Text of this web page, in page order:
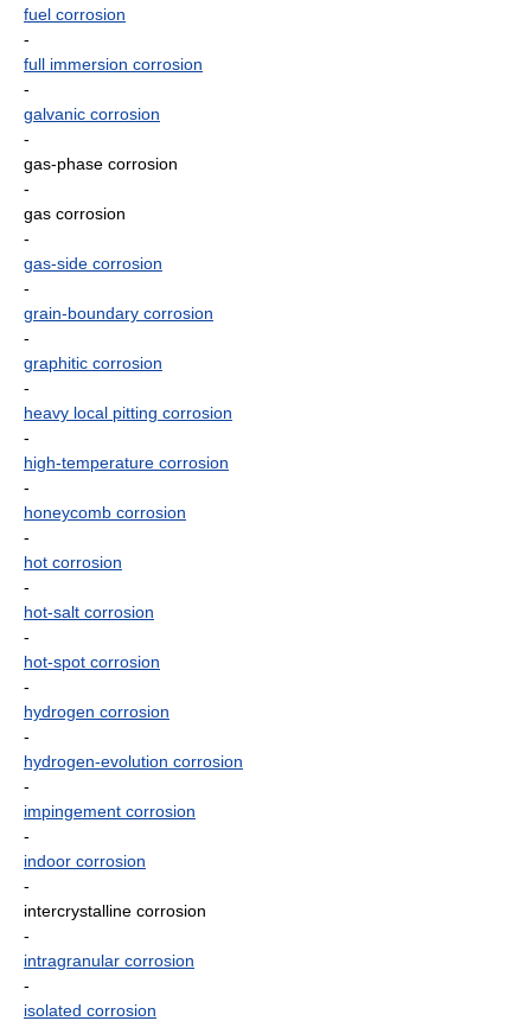
fuel corrosion
-
full immersion corrosion
-
galvanic corrosion
-
gas-phase corrosion
-
gas corrosion
-
gas-side corrosion
-
grain-boundary corrosion
-
graphitic corrosion
-
heavy local pitting corrosion
-
high-temperature corrosion
-
honeycomb corrosion
-
hot corrosion
-
hot-salt corrosion
-
hot-spot corrosion
-
hydrogen corrosion
-
hydrogen-evolution corrosion
-
impingement corrosion
-
indoor corrosion
-
intercrystalline corrosion
-
intragranular corrosion
-
isolated corrosion